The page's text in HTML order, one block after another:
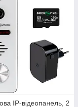
IP-відеопанель, 2